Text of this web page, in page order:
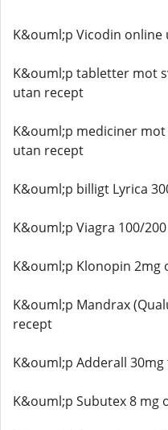
K&ouml;p Vicodin online
K&ouml;p tabletter mot
utan recept
K&ouml;p mediciner
utan recept
K&ouml;p billigt Lyrica
K&ouml;p Viagra 100/
K&ouml;p Klonopin 2mg
K&ouml;p Mandrax
recept
K&ouml;p Adderall
K&ouml;p Subutex 8 mg